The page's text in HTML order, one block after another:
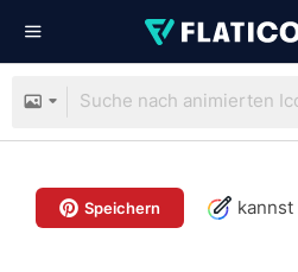
Speichern kannst